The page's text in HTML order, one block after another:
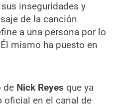
inseguridades y
de la canción
a una persona por lo
mismo ha puesto en
de Nick Reyes que ya
oficial en el canal de